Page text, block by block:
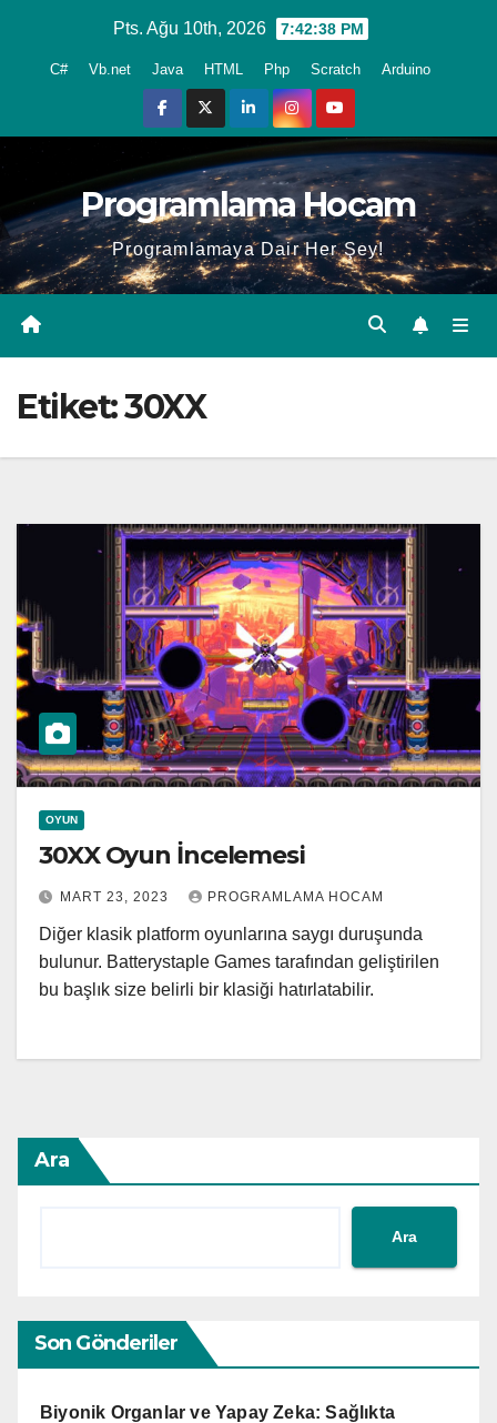
Pts. Ağu 10th, 2026 7:42:39 PM
C# Vb.net Java HTML Php Scratch Arduino
Programlama Hocam
Programlamaya Dair Her Şey!
Etiket:30XX
OYUN
30XX Oyun İncelemesi
MART 23, 2023 PROGRAMLAMA HOCAM
Diğer klasik platform oyunlarına saygı duruşunda
bulunur. Batterystaple Games tarafından geliştirilen
bu başlık size belirli bir klasiği hatırlatabilir.
Ara
Ara
Son Gönderiler
Biyonik Organlar ve Yapay Zeka: Sağlıkta